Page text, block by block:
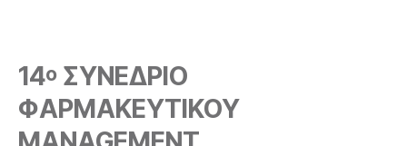
14ο ΣΥΝΕΔΡΙΟ
ΦΑΡΜΑΚΕΥΤΙΚΟΥ